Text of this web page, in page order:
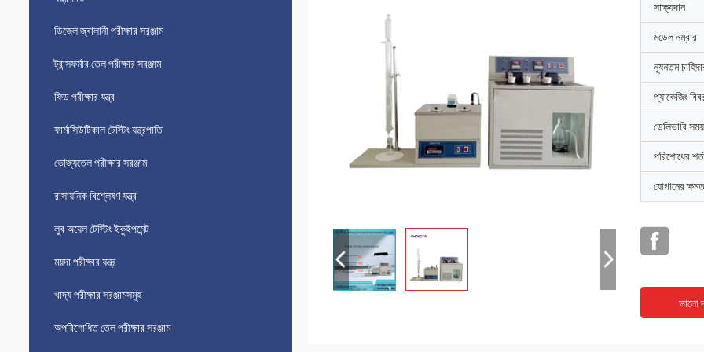
ডিজেল জ্বালানী পরীক্ষার সরঞ্জাম
ট্রান্সফর্মার তেল পরীক্ষার সরঞ্জাম
ফিড পরীক্ষার যন্ত্র
ফার্মাসিউটিকাল টেস্টিং যন্ত্রপাতি
ভোজ্যতেল পরীক্ষার সরঞ্জাম
রাসায়নিক বিশ্লেষণ যন্ত্র
লুব অয়েল টেস্টিং ইকুইপমেন্ট
ময়দা পরীক্ষার যন্ত্র
খাদ্য পরীক্ষার সরঞ্জামসমূহ
অপরিশোধিত তেল পরীক্ষার সরঞ্জাম
সাক্ষ্যদান
মডেল নম্বার
ন্যূনতম
প্যাকেজিং
ডেলিভারি সময়
পরিশোধের শর্ত
যোগানের
ভালো